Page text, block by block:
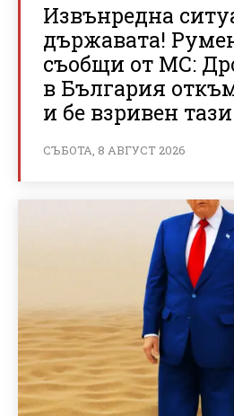
Извънредна
държавата!
съобщи от МС:
в България
и бе взривен
СЪБОТА, 8 АВГУСТ 2026